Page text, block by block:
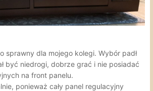
sprawny dla mojego kolegi. Wybór padł
być niedrogi, dobrze grać i nie posiadać
na front panelu.
ponieważ cały panel regulacyjny